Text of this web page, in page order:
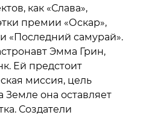
как «Слава»,
премии «Оскар»,
«Последний самурай».
Эмма Грин,
Ей предстоит
миссия, цель
Земле она оставляет
Создатели